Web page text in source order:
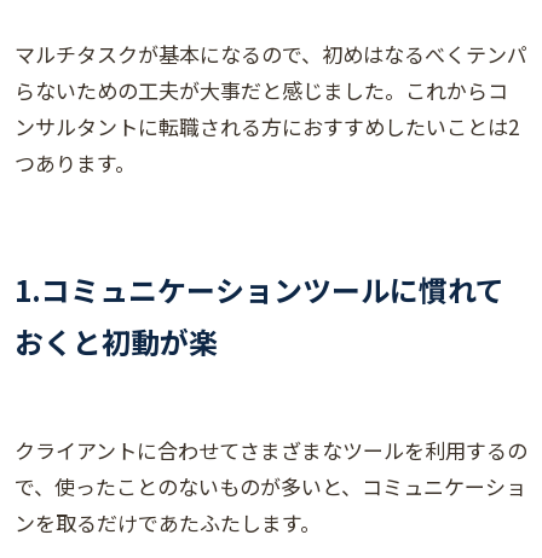
マルチタスクが基本になるので、初めはなるべくテンパ
らないための工夫が大事だと感じました。これからコ
ンサルタントに転職される方におすすめしたいことは2
つあります。
1.コミュニケーションツールに慣れて
おくと初動が楽
クライアントに合わせてさまざまなツールを利用するの
で、使ったことのないものが多いと、コミュニケーショ
ンを取るだけであたふたします。